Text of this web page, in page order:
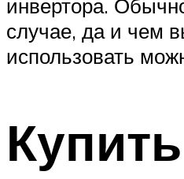
инвертора.
случае, да и чем
использовать